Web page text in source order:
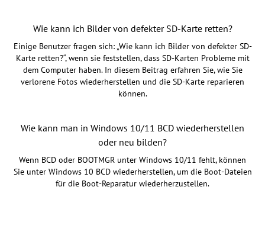
Wie kann ich Bilder von defekter SD-Karte retten?
Einige Benutzer fragen sich: „Wie kann ich Bilder von defekter SD-
Karte retten?“, wenn sie feststellen, dass SD-Karten Probleme mit
dem Computer haben. In diesem Beitrag erfahren Sie, wie Sie
verlorene Fotos wiederherstellen und die SD-Karte reparieren
können.
Wie kann man in Windows 10/11 BCD wiederherstellen
oder neu bilden?
Wenn BCD oder BOOTMGR unter Windows 10/11 fehlt, können
Sie unter Windows 10 BCD wiederherstellen, um die Boot-Dateien
für die Boot-Reparatur wiederherzustellen.